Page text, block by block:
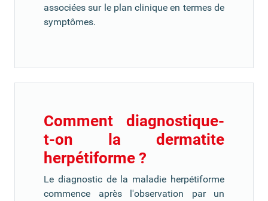
associées sur le plan clinique en termes de
symptômes.
Comment diagnostique-
t-on la dermatite
herpétiforme ?
Le diagnostic de la maladie herpétiforme
commence après l'observation par un